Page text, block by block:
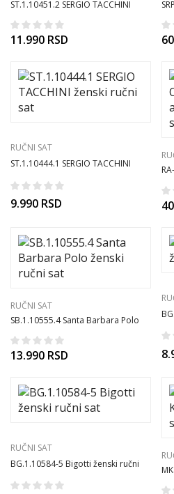
ST.1.10451.2 SERGIO TACCHINI
ženski ručni sat
11.990 RSD
RUČNI SAT
ST.1.10444.1 SERGIO TACCHINI
9.990 RSD
RUČNI SAT
SB.1.10555.4 Santa Barbara Polo
ženski ručni sat
13.990 RSD
RUČNI SAT
BG.1.10584-5 Bigotti ženski ručni